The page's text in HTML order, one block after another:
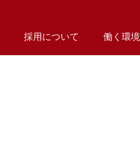
採用について 働く環境